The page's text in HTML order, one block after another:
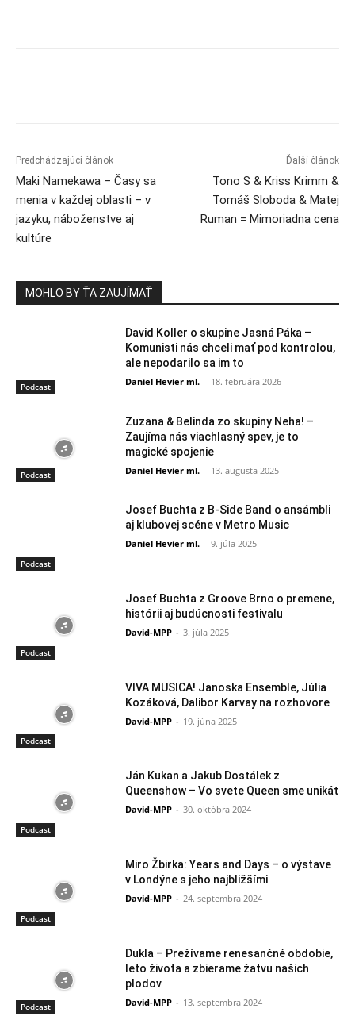
Predchádzajúci článok
Maki Namekawa – Časy sa
menia v každej oblasti – v
jazyku, náboženstve aj
kultúre
Ďalší článok
Tono S & Kriss Krimm &
Tomáš Sloboda & Matej
Ruman = Mimoriadna cena
MOHLO BY ŤA ZAUJÍMAŤ
Podcast
David Koller o skupine Jasná Páka –
Komunisti nás chceli mať pod kontrolou,
ale nepodarilo sa im to
Daniel Hevier ml. - 18. februára 2026
Podcast
Zuzana & Belinda zo skupiny Neha! –
Zaujíma nás viachlasný spev, je to
magické spojenie
Daniel Hevier ml. - 13. augusta 2025
Podcast
Josef Buchta z B-Side Band o ansámbli
aj klubovej scéne v Metro Music
Daniel Hevier ml. - 9. júla 2025
Podcast
Josef Buchta z Groove Brno o premene,
histórii aj budúcnosti festivalu
David-MPP - 3. júla 2025
Podcast
VIVA MUSICA! Janoska Ensemble, Júlia
Kozáková, Dalibor Karvay na rozhovore
David-MPP - 19. júna 2025
Podcast
Ján Kukan a Jakub Dostálek z
Queenshow – Vo svete Queen sme unikát
David-MPP - 30. októbra 2024
Podcast
Miro Žbirka: Years and Days – o výstave
v Londýne s jeho najbližšími
David-MPP - 24. septembra 2024
Podcast
Dukla – Prežívame renesančné obdobie,
leto života a zbierame žatvu našich
plodov
David-MPP - 13. septembra 2024